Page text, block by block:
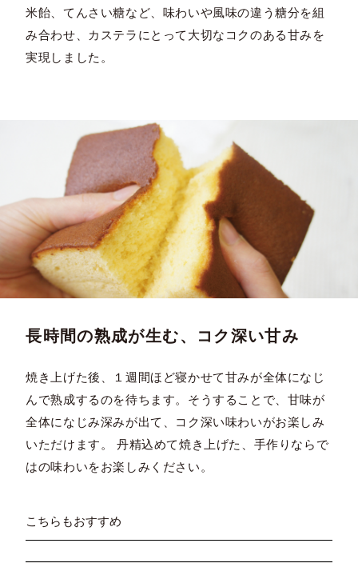
米飴、てんさい糖など、味わいや風味の違う糖分を組
み合わせ、カステラにとって大切なコクのある甘みを
実現しました。
長時間の熟成が生む、コク深い甘み
焼き上げた後、１週間ほど寝かせて甘みが全体になじ
んで熟成するのを待ちます。そうすることで、甘味が
全体になじみ深みが出て、コク深い味わいがお楽しみ
いただけます。 丹精込めて焼き上げた、手作りならで
はの味わいをお楽しみください。
こちらもおすすめ